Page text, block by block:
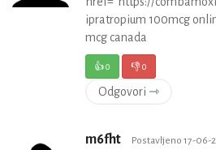
ipratropium 100mcg
mcg canada
👍0 👎0
Odgovori ⇾
m6fht Postavljeno 17-06-